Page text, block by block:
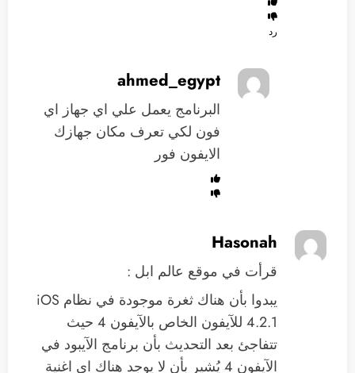
رد
ahmed_egypt
البرنامج يعمل علي اي جهاز اي
فون لكي تعرف مكان جهازك
الايفون فور
Hasonah
قرأت في موقع عالم ابل :
يبدوا بأن هناك ثغرة موجودة في نظام iOS
4.2.1 للآيفون الخاص بالآيفون 4 حيث
تتفاجئ بعد التحديث بأن برنامج الآيبود في
الآيفون 4 يُشير بأن لا يوجد هناك اي اغنية